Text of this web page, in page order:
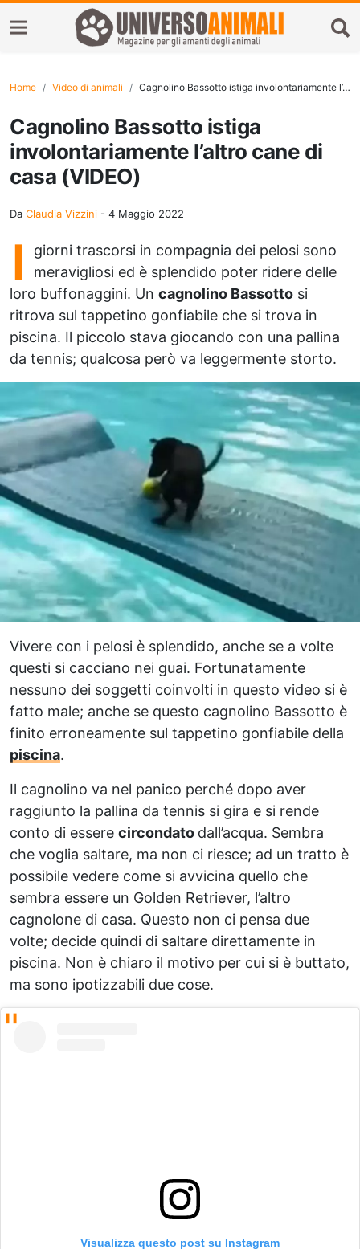
Home Video di animali Cagnolino Bassotto istiga involontariamente l’altro cane di casa (VIDEO)
Cagnolino Bassotto istiga
involontariamente l’altro cane di
casa (VIDEO)
Da Claudia Vizzini - 4 Maggio 2022
I
giorni trascorsi in compagnia dei pelosi sono
meravigliosi ed è splendido poter ridere delle
loro buffonaggini. Un cagnolino Bassotto si
ritrova sul tappetino gonfiabile che si trova in
piscina. Il piccolo stava giocando con una pallina
da tennis; qualcosa però va leggermente storto.
Vivere con i pelosi è splendido, anche se a volte
questi si cacciano nei guai. Fortunatamente
nessuno dei soggetti coinvolti in questo video si è
fatto male; anche se questo cagnolino Bassotto è
finito erroneamente sul tappetino gonfiabile della
piscina.
Il cagnolino va nel panico perché dopo aver
raggiunto la pallina da tennis si gira e si rende
conto di essere circondato dall’acqua. Sembra
che voglia saltare, ma non ci riesce; ad un tratto è
possibile vedere come si avvicina quello che
sembra essere un Golden Retriever, l’altro
cagnolone di casa. Questo non ci pensa due
volte; decide quindi di saltare direttamente in
piscina. Non è chiaro il motivo per cui si è buttato,
ma sono ipotizzabili due cose.
Visualizza questo post su Instagram